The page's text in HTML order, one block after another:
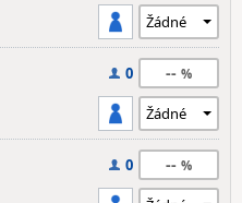
0 --
0 --